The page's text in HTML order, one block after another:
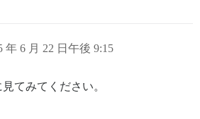
年 6 月 22 日午後 9:15
てみてください。